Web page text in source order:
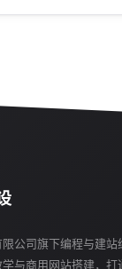
公司旗下编程与建站
与商用网站搭建，打